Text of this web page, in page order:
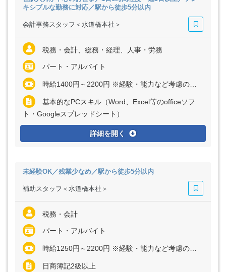
キシブルな勤務に対応／駅から徒歩5分以内
会計事務スタッフ＜水道橋本社＞
税務・会計、総務・経理、人事・労務
パート・アルバイト
時給1400円～2200円 ※経験・能力など考慮の上、決定いたします
基本的なPCスキル（Word、Excel等のofficeソフ
ト・Googleスプレッドシート）
詳細を開く
未経験OK／残業少なめ／駅から徒歩5分以内
補助スタッフ＜水道橋本社＞
税務・会計
パート・アルバイト
時給1250円～2200円 ※経験・能力など考慮の上、決定いたします
日商簿記2級以上